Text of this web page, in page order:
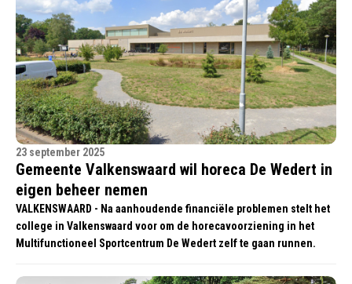
23 september 2025
Gemeente Valkenswaard wil horeca De Wedert in
eigen beheer nemen
VALKENSWAARD - Na aanhoudende financiële problemen stelt het
college in Valkenswaard voor om de horecavoorziening in het
Multifunctioneel Sportcentrum De Wedert zelf te gaan runnen.